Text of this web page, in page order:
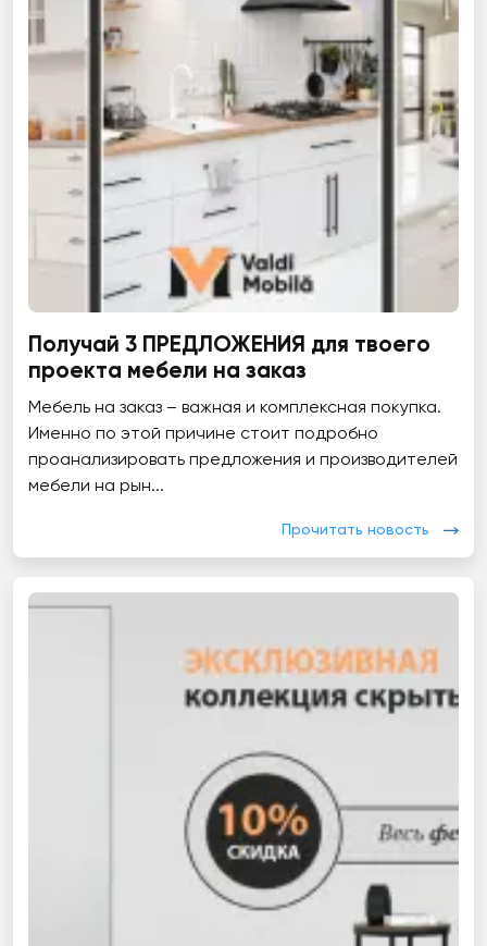
Получай 3 ПРЕДЛОЖЕНИЯ для твоего
проекта мебели на заказ
Мебель на заказ – важная и комплексная покупка.
Именно по этой причине стоит подробно
проанализировать предложения и производителей
мебели на рын...
Прочитать новость